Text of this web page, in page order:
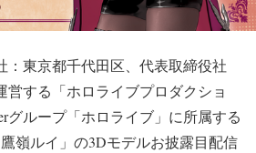
：東京都千代田区、代表取締役社
営する「ホロライブプロダクショ
グループ「ホロライブ」に所属する
鷹嶺ルイ」の3Dモデルお披露目配信